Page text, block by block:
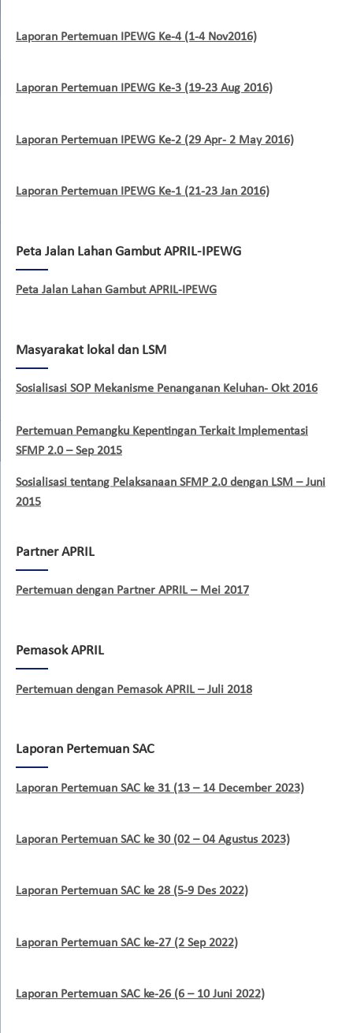
Laporan Pertemuan IPEWG Ke-4 (1-4 Nov2016)
Laporan Pertemuan IPEWG Ke-3 (19-23 Aug 2016)
Laporan Pertemuan IPEWG Ke-2 (29 Apr- 2 May 2016)
Laporan Pertemuan IPEWG Ke-1 (21-23 Jan 2016)
Peta Jalan Lahan Gambut APRIL-IPEWG
Peta Jalan Lahan Gambut APRIL-IPEWG
Masyarakat lokal dan LSM
Sosialisasi SOP Mekanisme Penanganan Keluhan- Okt 2016
Pertemuan Pemangku Kepentingan Terkait Implementasi
SFMP 2.0 – Sep 2015
Sosialisasi tentang Pelaksanaan SFMP 2.0 dengan LSM – Juni
2015
Partner APRIL
Pertemuan dengan Partner APRIL – Mei 2017
Pemasok APRIL
Pertemuan dengan Pemasok APRIL – Juli 2018
Laporan Pertemuan SAC
Laporan Pertemuan SAC ke 31 (13 – 14 December 2023)
Laporan Pertemuan SAC ke 30 (02 – 04 Agustus 2023)
Laporan Pertemuan SAC ke 28 (5-9 Des 2022)
Laporan Pertemuan SAC ke-27 (2 Sep 2022)
Laporan Pertemuan SAC ke-26 (6 – 10 Juni 2022)